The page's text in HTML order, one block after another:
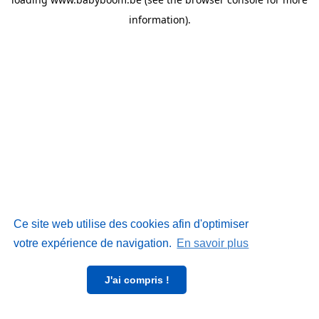
Ce site web utilise des cookies afin d'optimiser
votre expérience de navigation. En savoir plus
J'ai compris !
information).